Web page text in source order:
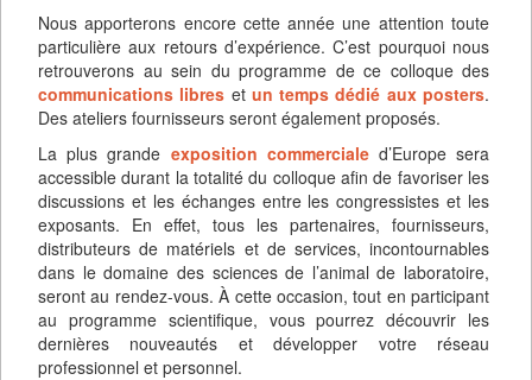
Nous apporterons encore cette année une attention toute
particulière aux retours d’expérience. C’est pourquoi nous
retrouverons au sein du programme de ce colloque des
communications libres et un temps dédié aux posters.
Des ateliers fournisseurs seront également proposés.
La plus grande exposition commercialed’Europe sera
accessible durant la totalité du colloque afin de favoriser les
discussions et les échanges entre les congressistes et les
exposants. En effet, tous les partenaires, fournisseurs,
distributeurs de matériels et de services, incontournables
dans le domaine des sciences de l’animal de laboratoire,
seront au rendez-vous. À cette occasion, tout en participant
au programme scientifique, vous pourrez découvrir les
dernières nouveautés et développer votre réseau
professionnel et personnel.